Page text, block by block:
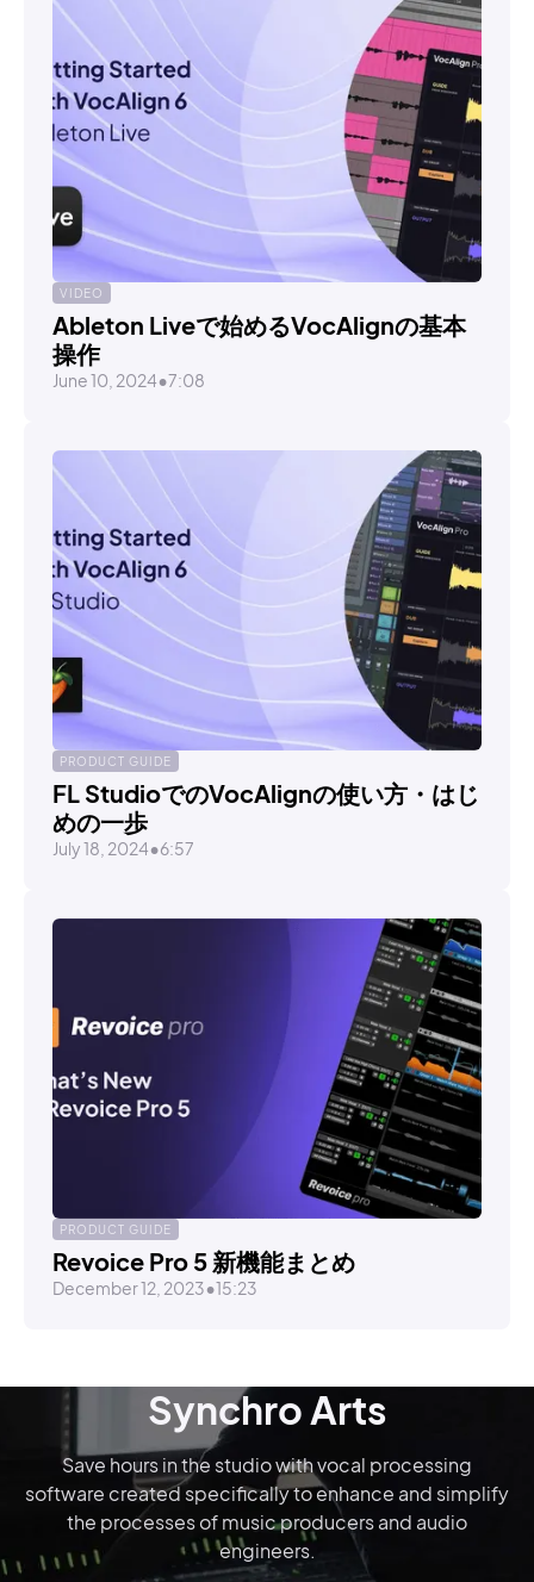
VIDEO
Ableton Liveで始めるVocAlignの基本
操作
June 10, 2024•7:08
PRODUCT GUIDE
FL StudioでのVocAlignの使い方・はじ
めの一歩
July 18, 2024•6:57
PRODUCT GUIDE
Revoice Pro 5 新機能まとめ
December 12, 2023•15:23
Synchro Arts
Save hours in the studio with vocal processing
software created specifically to enhance and simplify
the processes of music producers and audio
engineers.